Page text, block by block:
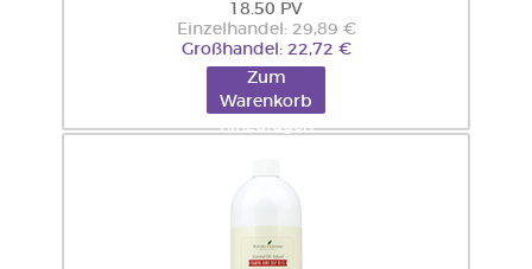
18.50 PV
Einzelhandel: 29,89 €
Großhandel: 22,72 €
Zum
Warenkorb
hinzufügen